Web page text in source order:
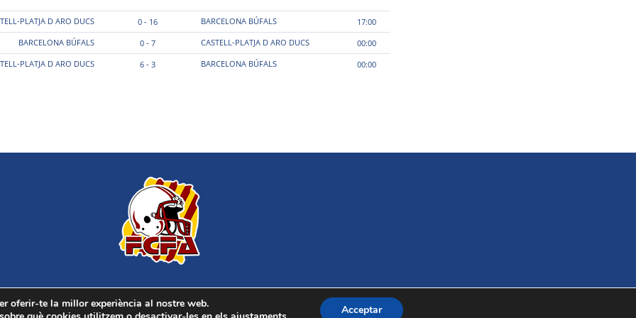
PLATJA D ARO DUCS 0 - 16 BARCELONA BÚFALS
17:00
BARCELONA BÚFALS 0 - 7 CASTELL-PLATJA D ARO DUCS
00:00
PLATJA D ARO DUCS 6 - 3 BARCELONA BÚFALS 00:00
Tots els drets reservats. Dissenyat per Rafael Gómez.
oferir-te la millor experiència al nostre web.
Acceptar